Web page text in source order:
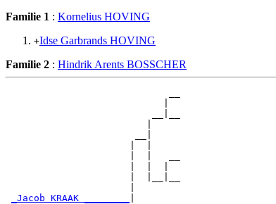
Familie 1 : Kornelius HOVING
+Idse Garbrands HOVING
Familie 2 : Hindrik Arents BOSSCHER
_Jacob KRAAK ________